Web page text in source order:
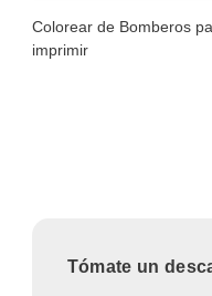
Colorear de Bomberos
imprimir
Tómate un